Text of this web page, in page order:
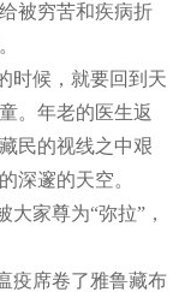
被穷苦和疾病折
时候，就要回到天
。年老的医生返
民的视线之中艰
深邃的天空。
家尊为“弥拉”，
疫席卷了雅鲁藏布